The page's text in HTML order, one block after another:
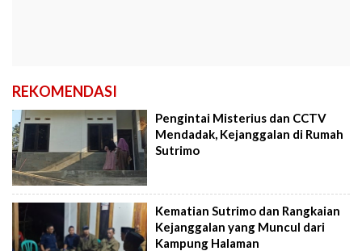
REKOMENDASI
Pengintai Misterius dan CCTV
Mendadak, Kejanggalan di Rumah
Sutrimo
Kematian Sutrimo dan Rangkaian
Kejanggalan yang Muncul dari
Kampung Halaman